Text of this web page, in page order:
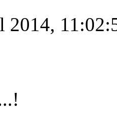
2014,